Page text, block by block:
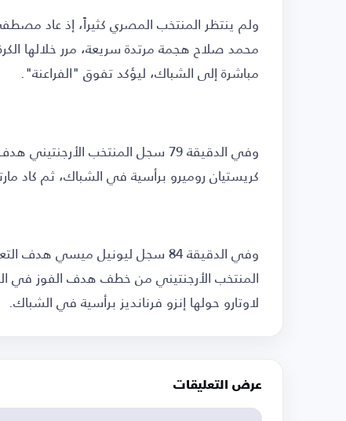
محمد صلاح هجمة مرتدة سريعة، مرر خلالها
مباشرة إلى الشباك، ليؤكد تفوق "الفراعنة".
وفي الدقيقة 79 سجل المنتخب
كريستيان روميرو برأسية في الشباك، ثم كاد
وفي الدقيقة 84 سجل ليونيل
لاوتارو حولها إنزو فرنانديز برأسية في الشباك.
عرض التعليقات